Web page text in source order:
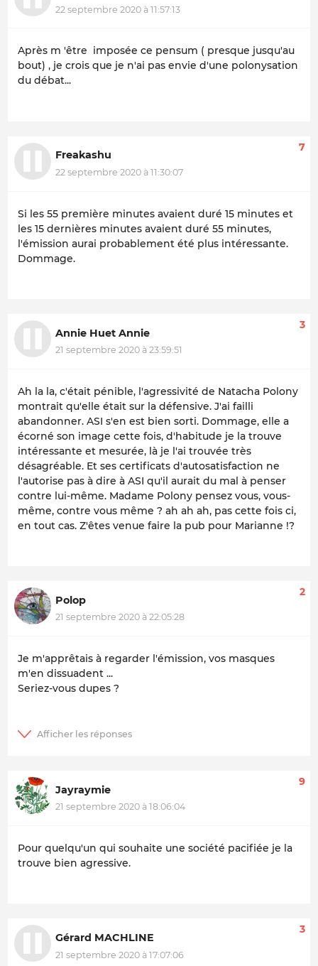
22 septembre 2020 à 11:57:13
Après m 'être imposée ce pensum ( presque jusqu'au
bout) , je crois que je n'ai pas envie d'une polonysation
du débat...
Freakashu
22 septembre 2020 à 11:30:07
7
Si les 55 première minutes avaient duré 15 minutes et
les 15 dernières minutes avaient duré 55 minutes,
l'émission aurai probablement été plus intéressante.
Dommage.
Annie Huet Annie
21 septembre 2020 à 23:59:51
3
Ah la la, c'était pénible, l'agressivité de Natacha Polony
montrait qu'elle était sur la défensive. J'ai failli
abandonner. ASI s'en est bien sorti. Dommage, elle a
écorné son image cette fois, d'habitude je la trouve
intéressante et mesurée, là je l'ai trouvée très
désagréable. Et ses certificats d'autosatisfaction ne
l'autorise pas à dire à ASI qu'il aurait du mal à penser
contre lui-même. Madame Polony pensez vous, vous-
même, contre vous même ? ah ah ah, pas cette fois ci,
en tout cas. Z'êtes venue faire la pub pour Marianne !?
Polop
21 septembre 2020 à 22:05:28
2
Je m'apprêtais à regarder l'émission, vos masques
m'en dissuadent ...
Seriez-vous dupes ?
Jayraymie
21 septembre 2020 à 18:06:04
9
Pour quelqu'un qui souhaite une société pacifiée je la
trouve bien agressive.
Gérard MACHLINE
21 septembre 2020 à 17:07:06
3